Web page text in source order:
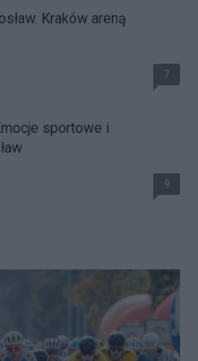
Kraków areną
7
sportowe i
9